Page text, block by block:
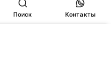
Поиск Контакты